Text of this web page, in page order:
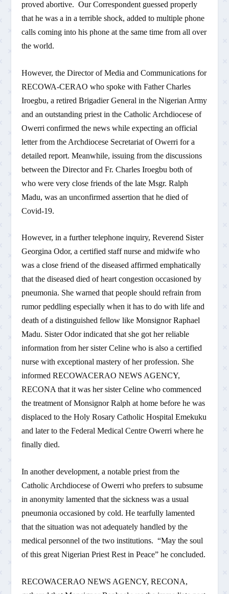
proved abortive. Our Correspondent guessed properly
that he was a in a terrible shock, added to multiple phone
calls coming into his phone at the same time from all over
the world.
However, the Director of Media and Communications for
RECOWA-CERAO who spoke with Father Charles
Iroegbu, a retired Brigadier General in the Nigerian Army
and an outstanding priest in the Catholic Archdiocese of
Owerri confirmed the news while expecting an official
letter from the Archdiocese Secretariat of Owerri for a
detailed report. Meanwhile, issuing from the discussions
between the Director and Fr. Charles Iroegbu both of
who were very close friends of the late Msgr. Ralph
Madu, was an unconfirmed assertion that he died of
Covid-19.
However, in a further telephone inquiry, Reverend Sister
Georgina Odor, a certified staff nurse and midwife who
was a close friend of the diseased affirmed emphatically
that the diseased died of heart congestion occasioned by
pneumonia. She warned that people should refrain from
rumor peddling especially when it has to do with life and
death of a distinguished fellow like Monsignor Raphael
Madu. Sister Odor indicated that she got her reliable
information from her sister Celine who is also a certified
nurse with exceptional mastery of her profession. She
informed RECOWACERAO NEWS AGENCY,
RECONA that it was her sister Celine who commenced
the treatment of Monsignor Ralph at home before he was
displaced to the Holy Rosary Catholic Hospital Emekuku
and later to the Federal Medical Centre Owerri where he
finally died.
In another development, a notable priest from the
Catholic Archdiocese of Owerri who prefers to subsume
in anonymity lamented that the sickness was a usual
pneumonia occasioned by cold. He tearfully lamented
that the situation was not adequately handled by the
medical personnel of the two institutions. “May the soul
of this great Nigerian Priest Rest in Peace” he concluded.
RECOWACERAO NEWS AGENCY, RECONA,